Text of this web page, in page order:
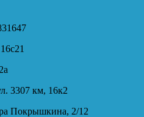
3307 км, 16к2
Покрышкина, 2/12